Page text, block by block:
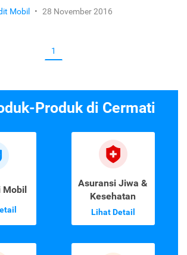
Mobil • 28 November 2016
1
Produk di Cermati
Asuransi Jiwa &
Kesehatan
Lihat Detail